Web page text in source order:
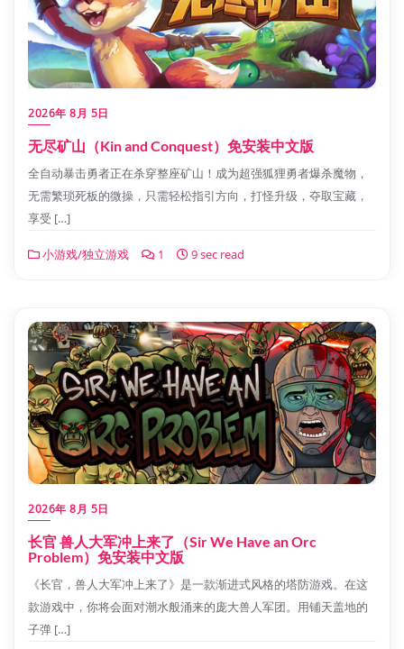
2026年 8月 5日
无尽矿山（Kin and Conquest）免安装中文版
全自动暴击勇者正在杀穿整座矿山！成为超强狐狸勇者爆杀魔物，
无需繁琐死板的微操，只需轻松指引方向，打怪升级，夺取宝藏，
享受 […]
小游戏/独立游戏 1 9 sec read
2026年 8月 5日
长官 兽人大军冲上来了（Sir We Have an Orc
Problem）免安装中文版
《长官，兽人大军冲上来了》是一款渐进式风格的塔防游戏。在这
款游戏中，你将会面对潮水般涌来的庞大兽人军团。用铺天盖地的
子弹 […]